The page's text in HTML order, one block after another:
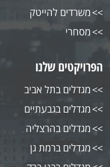
משרדים להייטק
מסחרי
הפרויקטים שלנו
מגדלים בתל אביב
מגדלים בגבעתיים
מגדלים בהרצליה
מגדלים ברמת גן